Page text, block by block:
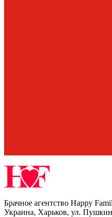
Брачное агентство Happy
Украина, Харьков, ул.